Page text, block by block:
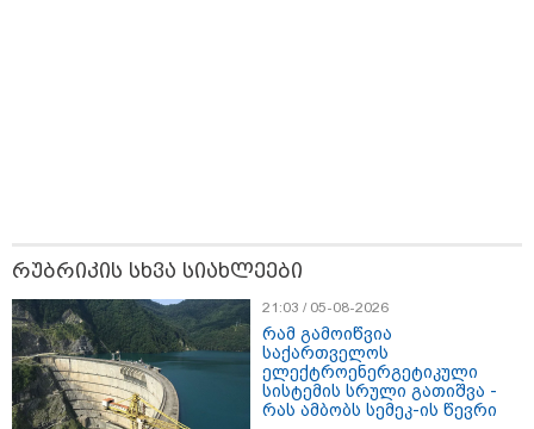
09:52 / 07-08-2026
მიიღო თუ არა გამოძიებამ
"მეტასგან" რაიმე მონაცემები? -
რას პასუხობს კითხვაზე ნია
იმნაძის ადვოკატი
რუბრიკის სხვა სიახლეები
21:03 / 05-08-2026
რამ გამოიწვია
საქართველოს
ელექტროენერგეტიკული
სისტემის სრული გათიშვა -
რას ამბობს სემეკ-ის წევრი